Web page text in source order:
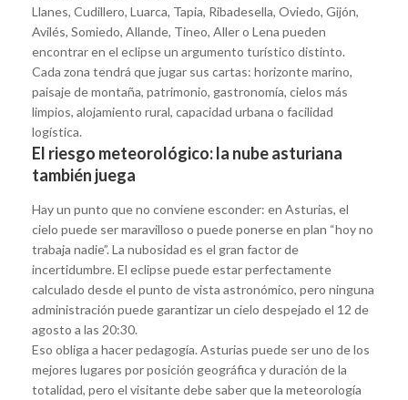
Llanes, Cudillero, Luarca, Tapia, Ribadesella, Oviedo, Gijón,
Avilés, Somiedo, Allande, Tineo, Aller o Lena pueden
encontrar en el eclipse un argumento turístico distinto.
Cada zona tendrá que jugar sus cartas: horizonte marino,
paisaje de montaña, patrimonio, gastronomía, cielos más
limpios, alojamiento rural, capacidad urbana o facilidad
logística.
El riesgo meteorológico: la nube asturiana
también juega
Hay un punto que no conviene esconder: en Asturias, el
cielo puede ser maravilloso o puede ponerse en plan “hoy no
trabaja nadie”. La nubosidad es el gran factor de
incertidumbre. El eclipse puede estar perfectamente
calculado desde el punto de vista astronómico, pero ninguna
administración puede garantizar un cielo despejado el 12 de
agosto a las 20:30.
Eso obliga a hacer pedagogía. Asturias puede ser uno de los
mejores lugares por posición geográfica y duración de la
totalidad, pero el visitante debe saber que la meteorología